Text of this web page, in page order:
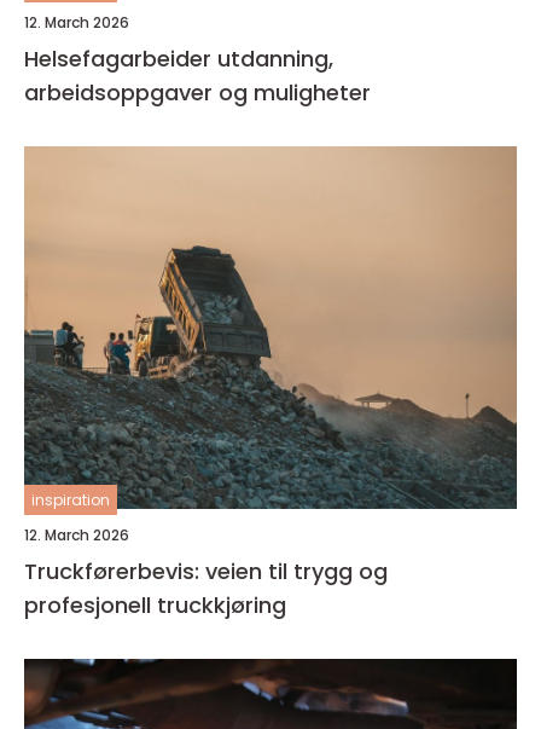
12. March 2026
Helsefagarbeider utdanning,
arbeidsoppgaver og muligheter
inspiration
12. March 2026
Truckførerbevis: veien til trygg og
profesjonell truckkjøring